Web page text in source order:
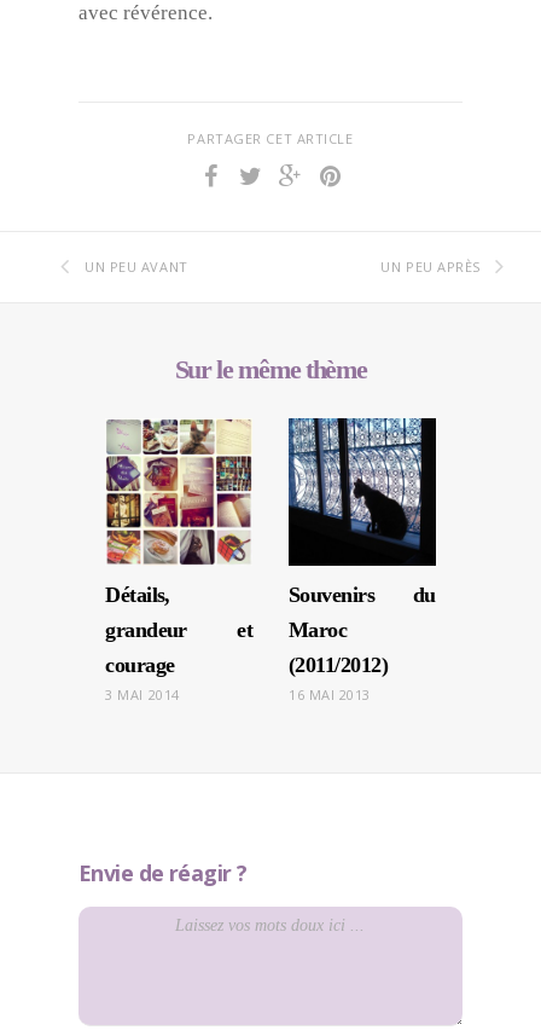
avec révérence.
PARTAGER CET ARTICLE
UN PEU AVANT UN PEU APRÈS
Sur le même thème
Détails,
grandeur et
courage
3 MAI 2014
Souvenirs du
Maroc
(2011/2012)
16 MAI 2013
Envie de réagir ?